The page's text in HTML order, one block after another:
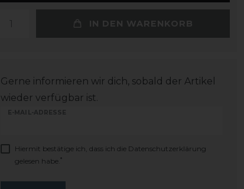
IN DEN WARENKORB
Gerne informieren wir dich, sobald der Artikel
wieder verfügbar ist.
E-MAIL-ADRESSE
Hiermit bestätige ich, dass ich die Daten­schutz­erklärung
gelesen habe. *